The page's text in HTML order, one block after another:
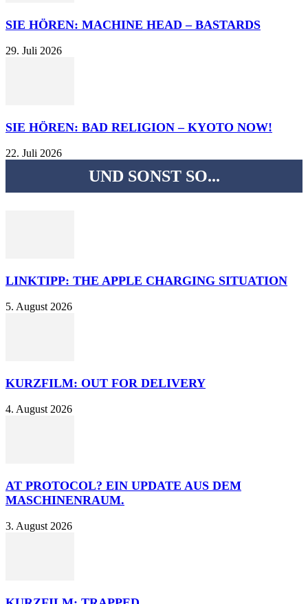
SIE HÖREN: MACHINE HEAD – BASTARDS
29. Juli 2026
SIE HÖREN: BAD RELIGION – KYOTO NOW!
22. Juli 2026
UND SONST SO...
LINKTIPP: THE APPLE CHARGING SITUATION
5. August 2026
KURZFILM: OUT FOR DELIVERY
4. August 2026
AT PROTOCOL? EIN UPDATE AUS DEM
MASCHINENRAUM.
3. August 2026